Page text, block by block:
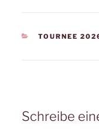
KATEGORIEN
TOURNEE
Schreibe